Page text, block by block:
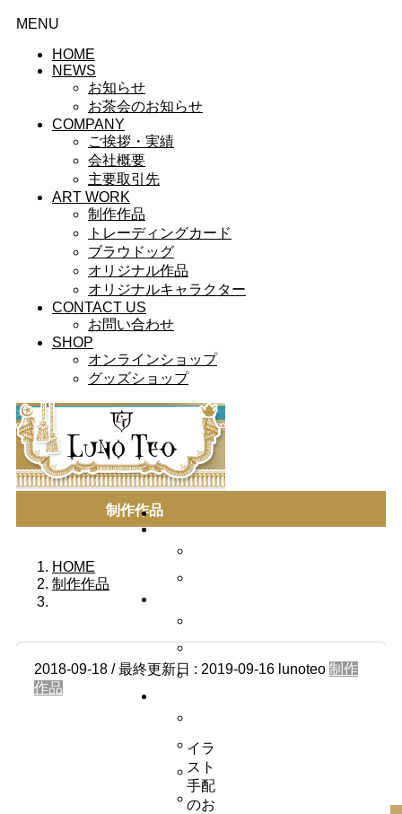
MENU
HOME
NEWS
お知らせ
お茶会のお知らせ
COMPANY
ご挨拶・実績
会社概要
主要取引先
ART WORK
制作作品
トレーディングカード
ブラウドッグ
オリジナル作品
オリジナルキャラクター
CONTACT US
お問い合わせ
SHOP
オンラインショップ
グッズショップ
制作作品
HOME
制作作品
2018-09-18 / 最終更新日 : 2019-09-16 lunoteo 制作
作品
イラ
スト
手配
のお